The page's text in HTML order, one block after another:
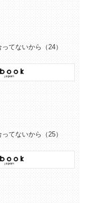
てないから（24）
てないから（25）